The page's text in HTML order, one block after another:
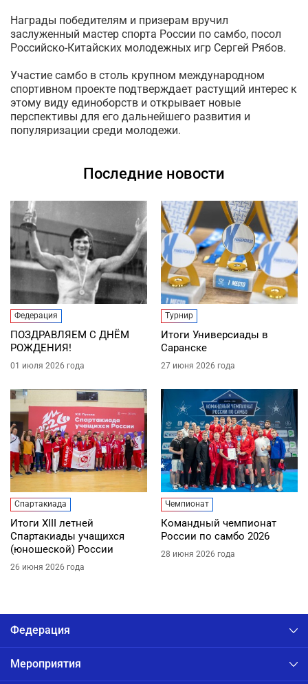
Награды победителям и призерам вручил
заслуженный мастер спорта России по самбо, посол
Российско-Китайских молодежных игр Сергей Рябов.
Участие самбо в столь крупном международном
спортивном проекте подтверждает растущий интерес к
этому виду единоборств и открывает новые
перспективы для его дальнейшего развития и
популяризации среди молодежи.
Последние новости
Федерация
ПОЗДРАВЛЯЕМ С ДНЁМ
РОЖДЕНИЯ!
01 июля 2026 года
Турнир
Итоги Универсиады в
Саранске
27 июня 2026 года
Спартакиада
Итоги XIII летней
Спартакиады учащихся
(юношеской) России
26 июня 2026 года
Чемпионат
Командный чемпионат
России по самбо 2026
28 июня 2026 года
Федерация
Мероприятия